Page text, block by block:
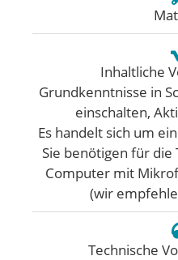
Inhaltliche
Grundkenntnisse in
einschalten,
Es handelt sich um
Sie benötigen für
Computer mit
(wir
Technische